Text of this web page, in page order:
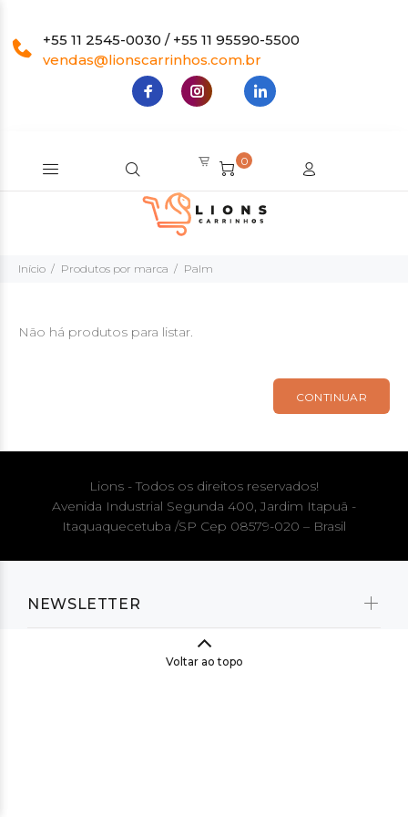
+55 11 2545-0030 / +55 11 95590-5500
vendas@lionscarrinhos.com.br
0
Início Produtos por marca Palm
Não há produtos para listar.
CONTINUAR
NEWSLETTER
Lions - Todos os direitos reservados!
Avenida Industrial Segunda 400, Jardim Itapuã -
Itaquaquecetuba /SP Cep 08579-020 – Brasil
Voltar ao topo